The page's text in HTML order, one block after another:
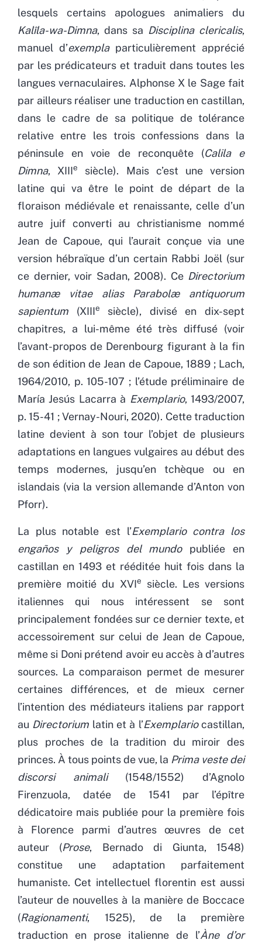
lesquels certains apologues animaliers du
Kalîla-wa-Dimna, dans sa Disciplina clericalis,
manuel d’exemplaparticulièrement apprécié
par les prédicateurs et traduit dans toutes les
langues vernaculaires. Alphonse X le Sage fait
par ailleurs réaliser une traduction en castillan,
dans le cadre de sa politique de tolérance
relative entre les trois confessions dans la
péninsule en voie de reconquête (Calila e
Dimna, XIIIe
siècle). Mais c’est une version
latine qui va être le point de départ de la
floraison médiévale et renaissante, celle d’un
autre juif converti au christianisme nommé
Jean de Capoue, qui l’aurait conçue via une
version hébraïque d’un certain Rabbi Joël (sur
ce dernier, voir Sadan, 2008). CeDirectorium
humanæ vitae alias Parabolæ antiquorum
sapientum (XIIIe
siècle), divisé en dix-sept
chapitres, a lui-même été très diffusé (voir
l’avant-propos de Derenbourg figurant à la fin
de son édition de Jean de Capoue, 1889 ; Lach,
1964/2010, p. 105-107 ; l’étude préliminaire de
María Jesús Lacarra à Exemplario, 1493/2007,
p. 15-41 ; Vernay-Nouri, 2020). Cette traduction
latine devient à son tour l’objet de plusieurs
adaptations en langues vulgaires au début des
temps modernes, jusqu’en tchèque ou en
islandais (via la version allemande d’Anton von
Pforr).
La plus notable est l’Exemplario contra los
engaños y peligros del mundopubliée en
castillan en 1493 et rééditée huit fois dans la
première moitié du XVIe
siècle. Les versions
italiennes qui nous intéressent se sont
principalement fondées sur ce dernier texte, et
accessoirement sur celui de Jean de Capoue,
même si Doni prétend avoir eu accès à d’autres
sources. La comparaison permet de mesurer
certaines différences, et de mieux cerner
l’intention des médiateurs italiens par rapport
au Directorium latin et à l’Exemplariocastillan,
plus proches de la tradition du miroir des
princes. À tous points de vue, la Prima veste dei
discorsi animali(1548/1552) d’Agnolo
Firenzuola, datée de 1541 par l’épître
dédicatoire mais publiée pour la première fois
à Florence parmi d’autres œuvres de cet
auteur (Prose, Bernado di Giunta, 1548)
constitue une adaptation parfaitement
humaniste. Cet intellectuel florentin est aussi
l’auteur de nouvelles à la manière de Boccace
(Ragionamenti, 1525), de la première
traduction en prose italienne de l’Àne d’or